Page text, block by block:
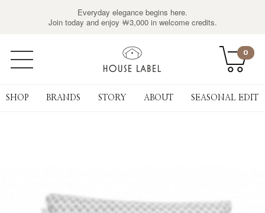
Everyday elegance begins here.
Join today and enjoy ￦3,000 in welcome credits.
0
SHOP BRANDS STORY ABOUT SEASONAL EDIT